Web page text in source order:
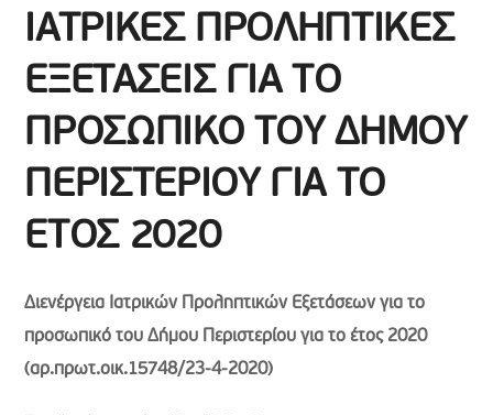
ΙΑΤΡΙΚΕΣ ΠΡΟΛΗΠΤΙΚΕΣ
ΕΞΕΤΑΣΕΙΣ ΓΙΑ ΤΟ
ΠΡΟΣΩΠΙΚΟ ΤΟΥ ΔΗΜΟΥ
ΠΕΡΙΣΤΕΡΙΟΥ ΓΙΑ ΤΟ
ΕΤΟΣ 2020
Διενέργεια Ιατρικών Προληπτικών Εξετάσεων για το
προσωπικό του Δήμου Περιστερίου για το έτος 2020
(αρ.πρωτ.οικ.15748/23-4-2020)